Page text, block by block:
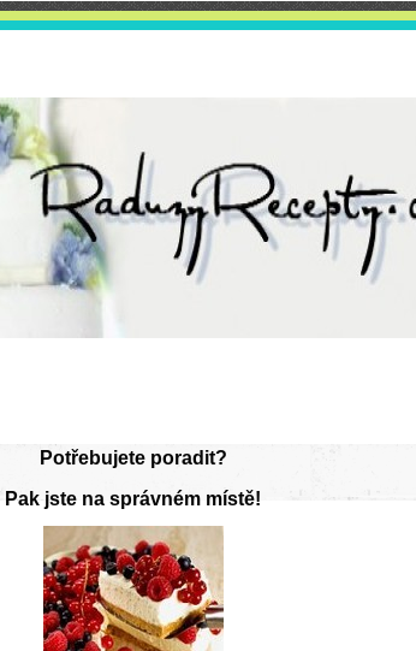
Potřebujete poradit?
Pak jste na správném místě!